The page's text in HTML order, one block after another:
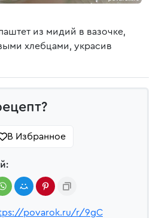
из мидий в вазочке,
хлебцами, украсив
В Избранное
povarok.ru/r/9gC